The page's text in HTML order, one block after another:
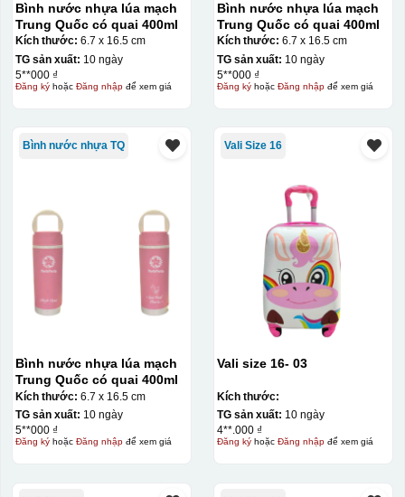
Bình nước nhựa lúa mạch
Trung Quốc có quai 400ml
Kích thước: 6.7 x 16.5 cm
TG sản xuất: 10 ngày
5**000 ₫
Đăng kýhoặc Đăng nhậpđể xem giá
Bình nước nhựa lúa mạch
Trung Quốc có quai 400ml
Kích thước: 6.7 x 16.5 cm
TG sản xuất: 10 ngày
5**000 ₫
Đăng kýhoặc Đăng nhậpđể xem giá
Bình nước nhựa TQ
Bình nước nhựa lúa mạch
Trung Quốc có quai 400ml
Kích thước: 6.7 x 16.5 cm
TG sản xuất: 10 ngày
5**000 ₫
Đăng kýhoặc Đăng nhậpđể xem giá
Vali Size 16
Vali size 16- 03
Kích thước:
TG sản xuất: 10 ngày
4**.000 ₫
Đăng kýhoặc Đăng nhậpđể xem giá